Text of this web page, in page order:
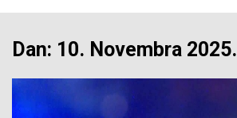
Dan: 10. Novembra 2025.